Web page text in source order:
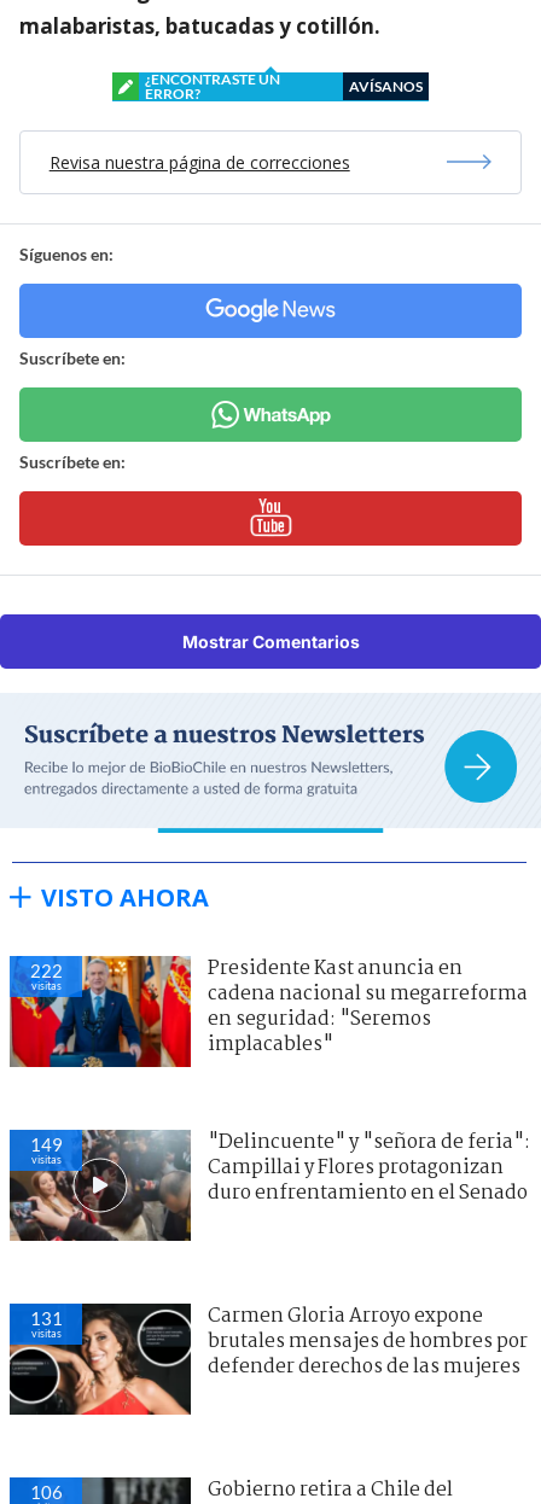
malabaristas, batucadas y cotillón.
¿ENCONTRASTE UN
ERROR?
AVÍSANOS
Revisa nuestra página de correcciones
Síguenos en:
Suscríbete en:
Suscríbete en:
Mostrar Comentarios
VISTO AHORA
222
visitas
Presidente Kast anuncia en
cadena nacional su megarreforma
en seguridad: "Seremos
implacables"
149
visitas
"Delincuente" y "señora de feria":
Campillai y Flores protagonizan
duro enfrentamiento en el Senado
131
visitas
Carmen Gloria Arroyo expone
brutales mensajes de hombres por
defender derechos de las mujeres
106
Gobierno retira a Chile del